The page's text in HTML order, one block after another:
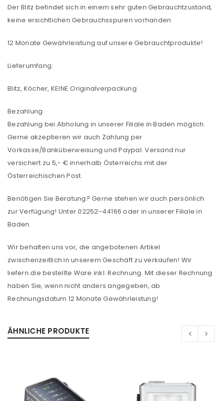
Der Blitz befindet sich in einem sehr guten Gebrauchtzustand,
keine ersichtlichen Gebrauchsspuren vorhanden
12 Monate Gewährleistung auf unsere Gebrauchtprodukte!
Lieferumfang:
Blitz, Köcher, KEINE Originalverpackung
Bezahlung
Bezahlung bei Abholung in unserer Filiale in Baden möglich.
Gerne akzeptieren wir auch Zahlung per
Vorkasse/Banküberweisung und Paypal. Versand nur
versichert zu 5,- € innerhalb Österreichs mit der
Österreichischen Post.
Benötigen Sie Beratung? Gerne stehen wir auch persönlich
zur Verfügung! Unter 02252-44166 oder in unserer Filiale in
Baden.
Wir behalten uns vor, die angebotenen Artikel
zwischenzeitlich in unserem Geschäft zu verkaufen! Wir
liefern die bestellte Ware inkl. Rechnung. Mit dieser Rechnung
haben Sie, wenn nicht anders angegeben, ab
Rechnungsdatum 12 Monate Gewährleistung!
ÄHNLICHE PRODUKTE